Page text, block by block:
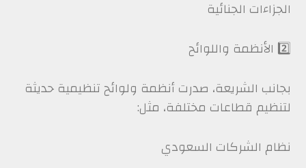
الجزاءات الجنائية
2️⃣ الأنظمة واللوائح
بجانب الشريعة، صدرت أنظمة ولوائح تنظيمية حديثة
لتنظيم قطاعات مختلفة، مثل:
نظام الشركات السعودي